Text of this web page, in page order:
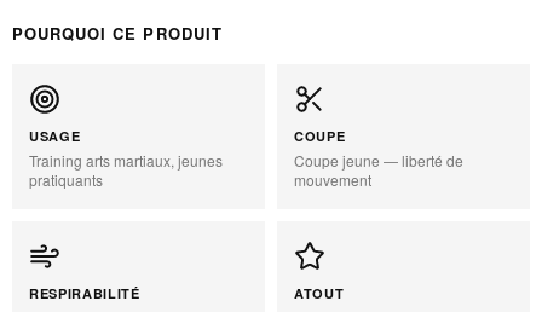
POURQUOI CE PRODUIT
USAGE
Training arts martiaux, jeunes
pratiquants
COUPE
Coupe jeune — liberté de
mouvement
RESPIRABILITÉ ATOUT